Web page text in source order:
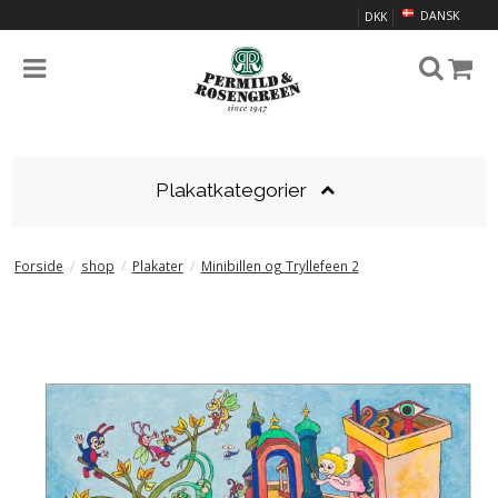
DANSK
DKK
Plakatkategorier
Forside / shop / Plakater / Minibillen og Tryllefeen 2